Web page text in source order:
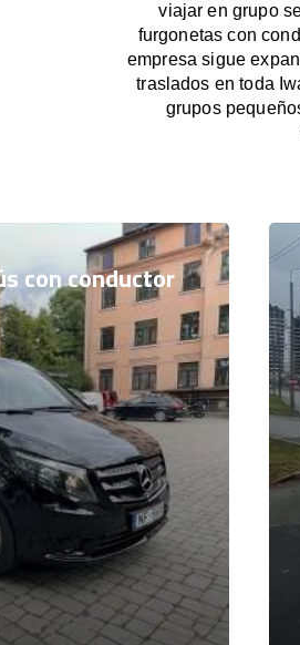
viajar en grupo
furgonetas con
empresa sigue
traslados en toda
grupos
con conductor